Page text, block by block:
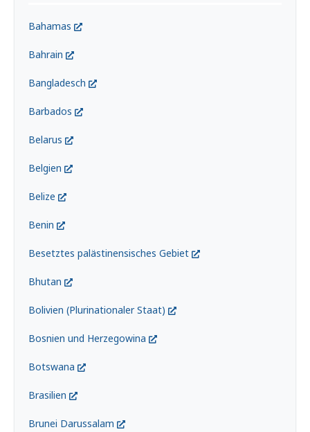
Bahamas
Bahrain
Bangladesch
Barbados
Belarus
Belgien
Belize
Benin
Besetztes palästinensisches Gebiet
Bhutan
Bolivien (Plurinationaler Staat)
Bosnien und Herzegowina
Botswana
Brasilien
Brunei Darussalam